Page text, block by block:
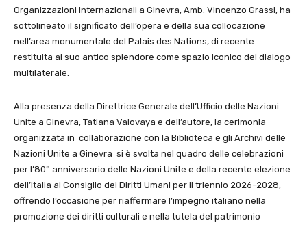
Organizzazioni Internazionali a Ginevra, Amb. Vincenzo Grassi, ha
sottolineato il significato dell’opera e della sua collocazione
nell’area monumentale del Palais des Nations, di recente
restituita al suo antico splendore come spazio iconico del dialogo
multilaterale.
Alla presenza della Direttrice Generale dell’Ufficio delle Nazioni
Unite a Ginevra, Tatiana Valovaya e dell’autore, la cerimonia
organizzata in collaborazione con la Biblioteca e gli Archivi delle
Nazioni Unite a Ginevra si è svolta nel quadro delle celebrazioni
per l’80° anniversario delle Nazioni Unite e della recente elezione
dell’Italia al Consiglio dei Diritti Umani per il triennio 2026–2028,
offrendo l’occasione per riaffermare l’impegno italiano nella
promozione dei diritti culturali e nella tutela del patrimonio